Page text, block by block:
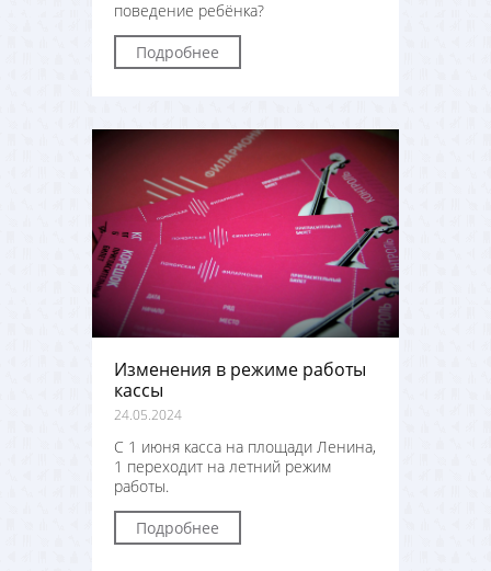
поведение ребёнка?
Подробнее
Изменения в режиме работы
кассы
24.05.2024
С 1 июня касса на площади Ленина,
1 переходит на летний режим
работы.
Подробнее